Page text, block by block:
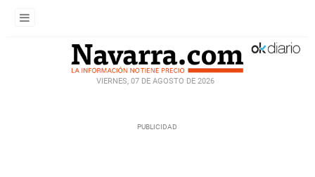
VIERNES, 07 DE AGOSTO DE 2026